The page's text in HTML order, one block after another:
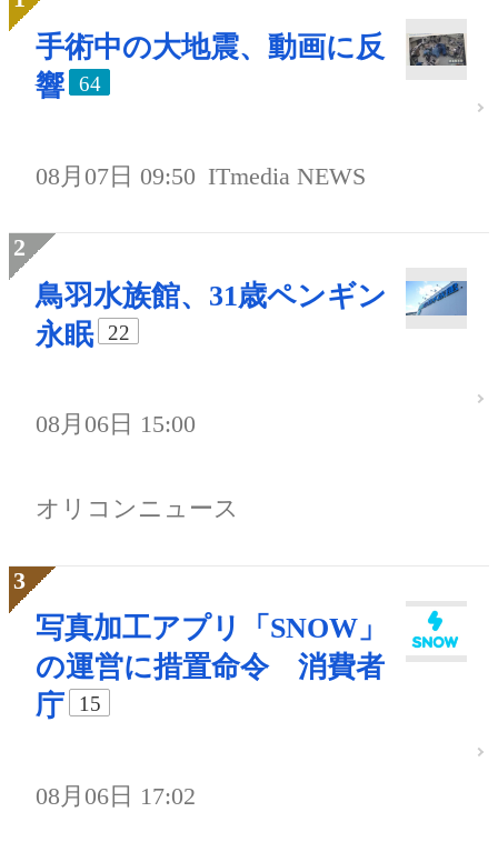
手術中の大地震、動画に反
響
64
08月07日 09:50 ITmedia NEWS
鳥羽水族館、31歳ペンギン
永眠
22
08月06日 15:00
オリコンニュース
写真加工アプリ「SNOW」
の運営に措置命令 消費者
庁
15
08月06日 17:02